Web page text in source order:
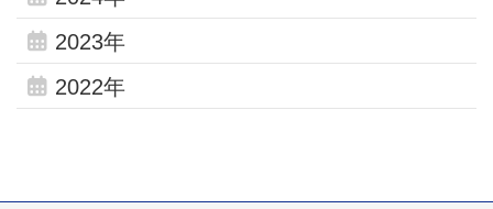
2023年
2022年